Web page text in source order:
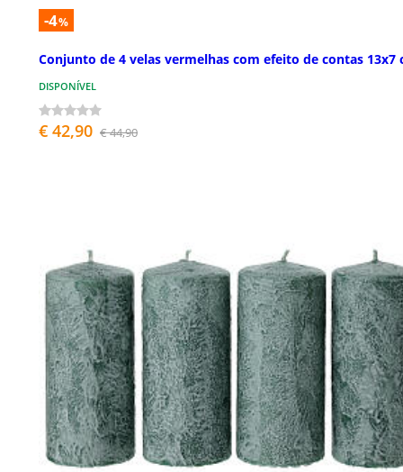
-4%
Conjunto de 4 velas vermelhas com efeito de contas 13x7
DISPONÍVEL
€ 42,90 € 44,90